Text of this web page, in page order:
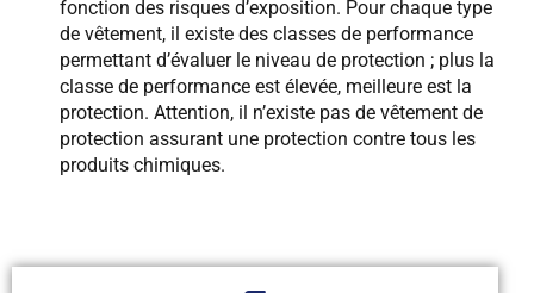
fonction des risques d’exposition. Pour chaque type
de vêtement, il existe des classes de performance
permettant d’évaluer le niveau de protection ; plus la
classe de performance est élevée, meilleure est la
protection. Attention, il n’existe pas de vêtement de
protection assurant une protection contre tous les
produits chimiques.